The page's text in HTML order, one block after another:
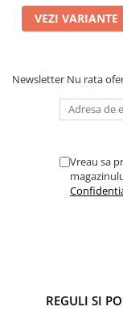
VEZI VARIANTE
Newsletter Nu rata
Vreau sa
REGULI SI